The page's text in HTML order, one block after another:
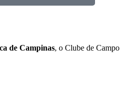
de Campinas, o Clube de Campo